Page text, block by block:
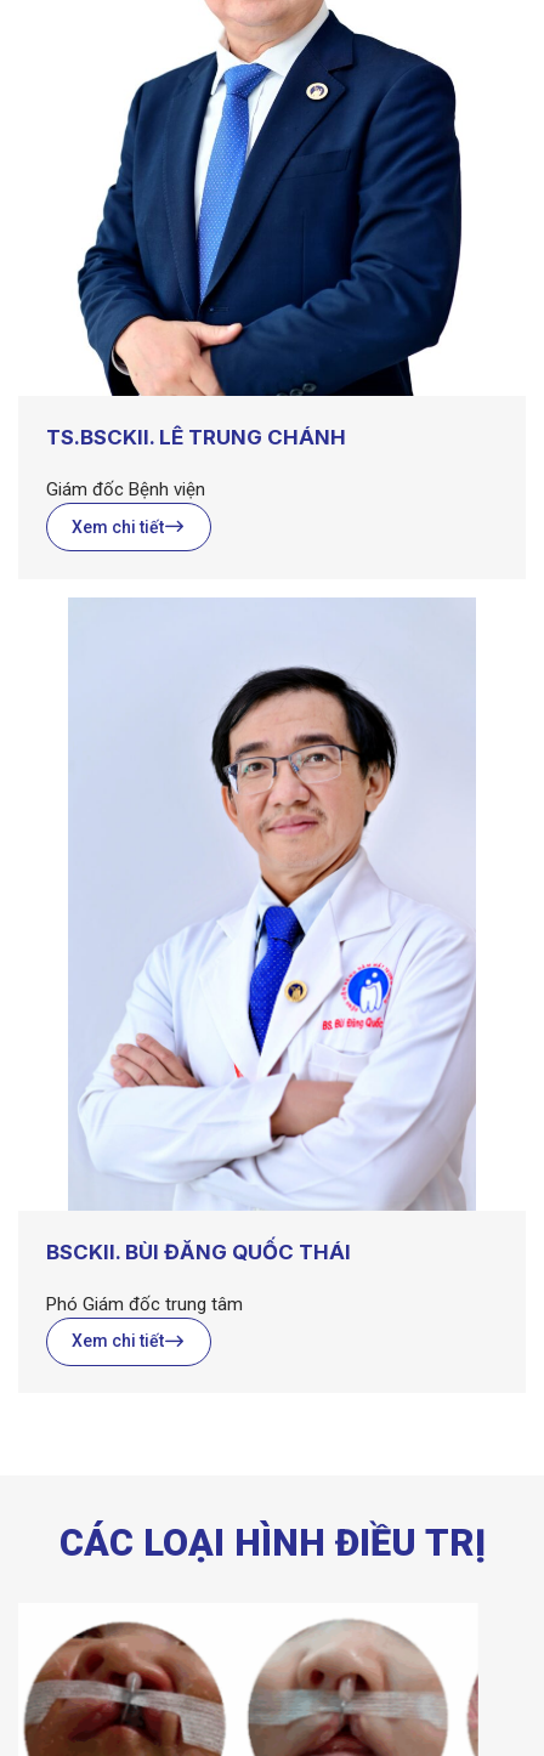
TS.BSCKII. LÊ TRUNG CHÁNH
Giám đốc Bệnh viện
Xem chi tiết
BSCKII. BÙI ĐĂNG QUỐC THÁI
Phó Giám đốc trung tâm
Xem chi tiết
CÁC LOẠI HÌNH ĐIỀU TRỊ